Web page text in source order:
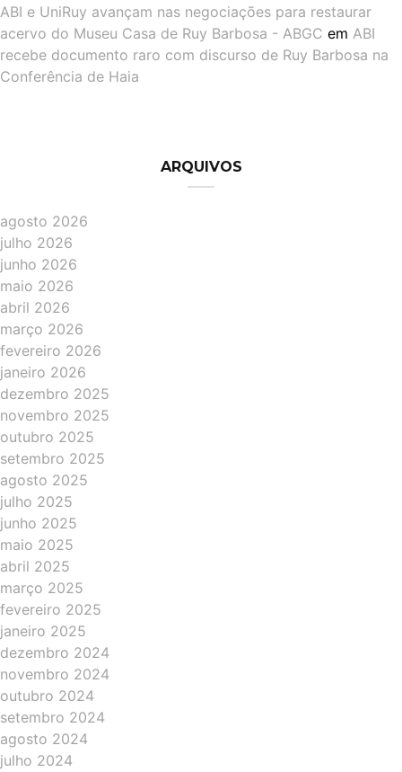
ABI e UniRuy avançam nas negociações para restaurar
acervo do Museu Casa de Ruy Barbosa - ABGC em ABI
recebe documento raro com discurso de Ruy Barbosa na
Conferência de Haia
ARQUIVOS
agosto 2026
julho 2026
junho 2026
maio 2026
abril 2026
março 2026
fevereiro 2026
janeiro 2026
dezembro 2025
novembro 2025
outubro 2025
setembro 2025
agosto 2025
julho 2025
junho 2025
maio 2025
abril 2025
março 2025
fevereiro 2025
janeiro 2025
dezembro 2024
novembro 2024
outubro 2024
setembro 2024
agosto 2024
julho 2024